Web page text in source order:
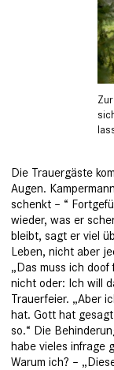
Die Trauergäste
Augen.
schenkt – “
wieder, was er
bleibt, sagt er viel
Leben, nicht aber
„Das muss ich
nicht oder: Ich will
Trauerfeier. „Aber
hat. Gott hat
so.“ Die
habe vieles infrage
Warum ich? –